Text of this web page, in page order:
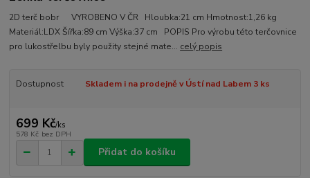
2D terč bobr VYROBENO V ČR Hloubka:21 cm Hmotnost:1,26 kg
Materiál:LDX Šířka:89 cm Výška:37 cm POPIS Pro výrobu této terčovnice
pro lukostřelbu byly použity stejné mate... celý popis
Dostupnost Skladem i na prodejně v Ústí nad Labem 3 ks
699 Kč/ks
578 Kč bez DPH
Přidat do košíku